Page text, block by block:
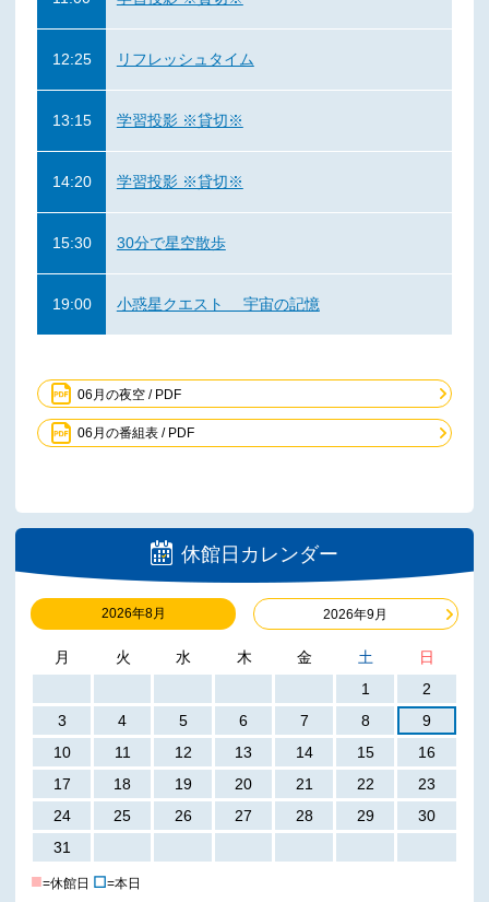
休館日カレンダー
2026年8月 2026年9月
月 火 水 木 金 土
日
1
2
3
4 5 6 7 8
9
10
11 12 13 14 15
16
17
18 19 20 21 22
23
24
25 26 27 28 29
30
31
■=休館日 ☐=本日
12:25 リフレッシュタイム
13:15 学習投影 ※貸切※
14:20 学習投影 ※貸切※
15:30 30分で星空散歩
19:00 小惑星クエスト 宇宙の記憶
06月の夜空 / PDF
06月の番組表 / PDF